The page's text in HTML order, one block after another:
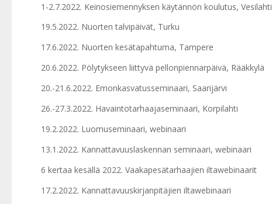
1-2.7.2022. Keinosiemennyksen käytännön koulutus, Vesilahti
19.5.2022. Nuorten talvipäivät, Turku
17.6.2022. Nuorten kesätapahtuma, Tampere
20.6.2022. Pölytykseen liittyvä pellonpiennarpäivä, Rääkkylä
20.-21.6.2022. Emonkasvatusseminaari, Saarijärvi
26.-27.3.2022. Havaintotarhaajaseminaari, Korpilahti
19.2.2022. Luomuseminaari, webinaari
13.1.2022. Kannattavuuslaskennan seminaari, webinaari
6 kertaa kesällä 2022. Vaakapesätarhaajien iltawebinaarit
17.2.2022. Kannattavuuskirjanpitäjien iltawebinaari